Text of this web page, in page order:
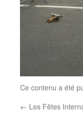
Ce contenu a été
← Les Fêtes